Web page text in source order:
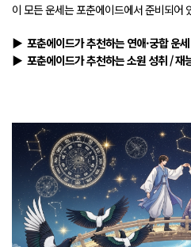
이 모든 운세는 포춘에이드에서 준비되
▶ 포춘에이드가 추천하는 연애·궁합 운세
▶ 포춘에이드가 추천하는 소원 성취 / 재